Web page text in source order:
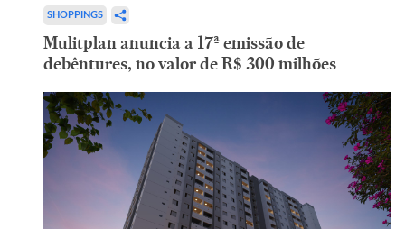
SHOPPINGS
Mulitplan anuncia a 17ª emissão de
debêntures, no valor de R$ 300 milhões